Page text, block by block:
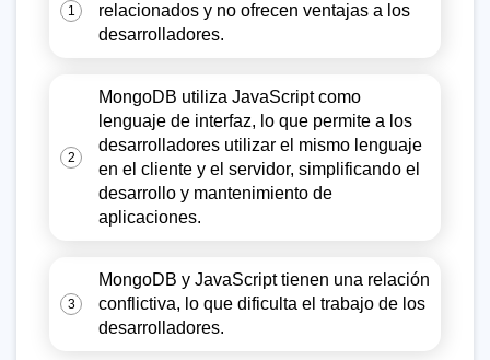
1
relacionados y no ofrecen ventajas a los
desarrolladores.
2
MongoDB utiliza JavaScript como
lenguaje de interfaz, lo que permite a los
desarrolladores utilizar el mismo lenguaje
en el cliente y el servidor, simplificando el
desarrollo y mantenimiento de
aplicaciones.
3
MongoDB y JavaScript tienen una relación
conflictiva, lo que dificulta el trabajo de los
desarrolladores.